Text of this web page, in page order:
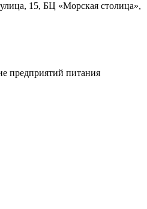
15, БЦ «Морская столица»,
предприятий питания